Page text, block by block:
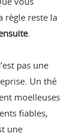
règle reste la
.
pas une
Un thé
moelleuses
fiables,
une